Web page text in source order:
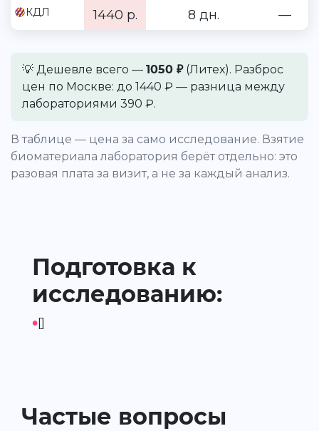
КДЛ 1440 р. 8 дн. —
💡 Дешевле всего — 1050 ₽(Литех). Разброс
цен по Москве: до 1440 ₽ — разница между
лабораториями 390 ₽.
В таблице — цена за само исследование. Взятие
биоматериала лаборатория берёт отдельно: это
разовая плата за визит, а не за каждый анализ.
Подготовка к
исследованию:
•[]
Частые вопросы